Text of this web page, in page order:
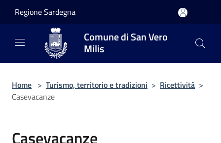
Regione Sardegna
Comune di San Vero
Milis
Home > Turismo, territorio e tradizioni > Ricettività >
Casevacanze
Casevacanze